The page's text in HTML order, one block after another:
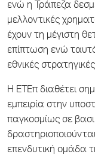
ενώ η Τράπεζα
μελλοντικές
έχουν τη μέγιστη
επίπτωση ενώ
εθνικές
Η ΕΤΕπ διαθέτει
εμπειρία στην
παγκοσμίως σε
επενδυτική ομάδα